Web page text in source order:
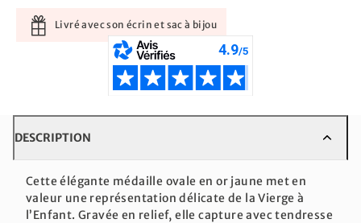
Livré avec son écrin et sac à bijou
DESCRIPTION
Cette élégante médaille ovale en or jaune met en
valeur une représentation délicate de la Vierge à
l’Enfant. Gravée en relief, elle capture avec tendresse